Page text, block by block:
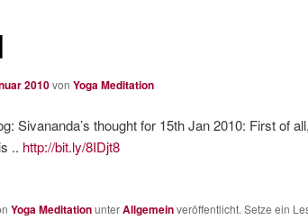
2010von Yoga Meditation
Sivananda’s thought for 15th Jan 2010: First of
.. http://bit.ly/8IDjt8
Yoga MeditationunterAllgemeinveröffentlicht. Setze ein